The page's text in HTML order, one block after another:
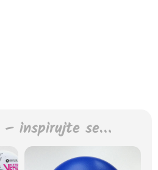
– inspirujte se…